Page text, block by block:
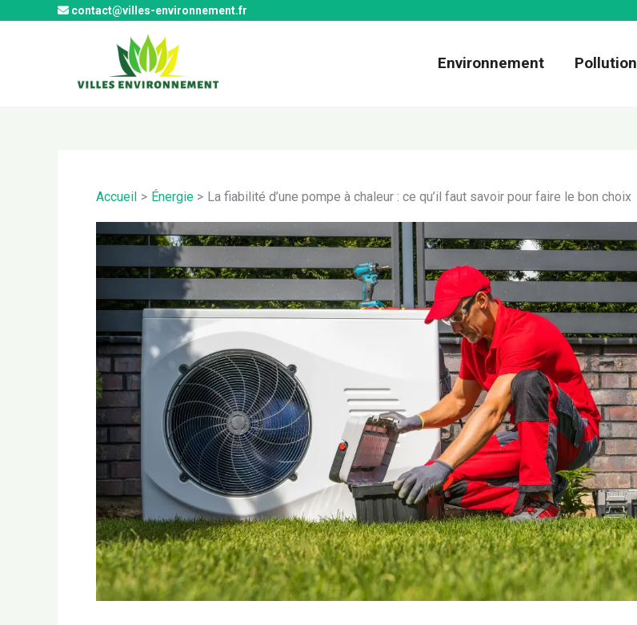
contact@villes-environnement.fr
Environnement Pollution
Accueil Énergie La fiabilité d’une pompe à chaleur : ce qu’il faut savoir pour faire le bon choix